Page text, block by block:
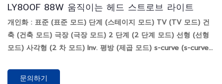
LY800F 88W 움직이는 헤드 스트로브 라이트
개인화 : 표준 (표준 모드) 단계 (스테이지 모드) TV (TV 모드) 건
축 (건축 모드) 극장 (극장 모드) 2 단계 (2 단계 모드) 선형 (선형
모드) 사각형 (2 차 모드) Inv. 평방 (제곱 모드) s-curve (s-curve
문의하기